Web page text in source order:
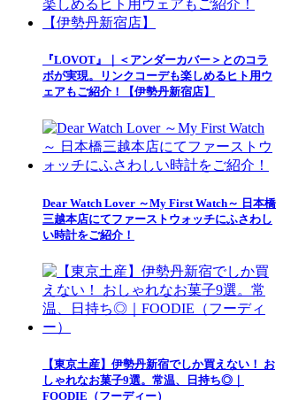
『LOVOT』｜＜アンダーカバー＞とのコラ
ボが実現。リンクコーデも楽しめるヒト用ウ
ェアもご紹介！【伊勢丹新宿店】
Dear Watch Lover ～My First Watch～ 日本橋
三越本店にてファーストウォッチにふさわし
い時計をご紹介！
【東京土産】伊勢丹新宿でしか買えない！ お
しゃれなお菓子9選。常温、日持ち◎｜
FOODIE（フーディー）